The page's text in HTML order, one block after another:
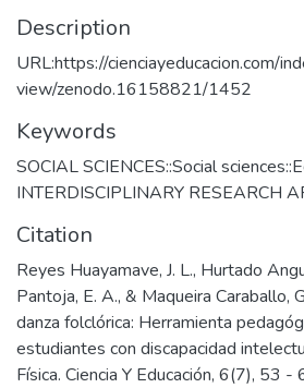
Description
URL:https://cienciayeducacion.com/
view/zenodo.16158821/1452
Keywords
SOCIAL SCIENCES::Social
INTERDISCIPLINARY RESEARCH
Citation
Reyes Huayamave, J. L., Hurtado
Pantoja, E. A., & Maqueira Caraballo,
danza folclórica: Herramienta
estudiantes con discapacidad
Física. Ciencia Y Educación, 6(7), 53 -